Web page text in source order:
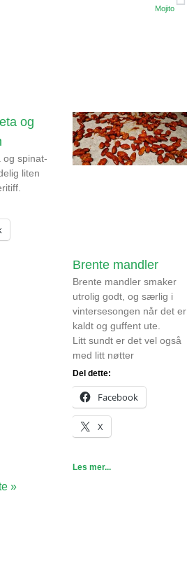
Mojito
og
og spinat-
liten
Brente mandler
Brente mandler smaker
utrolig godt, og særlig i
vintersesongen når det er
kaldt og guffent ute.
Litt sundt er det vel også
med litt nøtter
Del dette:
Facebook
X
Les mer...
»